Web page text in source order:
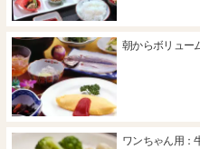
朝からボリュー
ワンちゃん用：